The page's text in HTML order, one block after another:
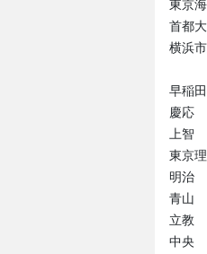
東京
首都
横浜
早稲
慶
上
東京
明治
青山
立教
中央